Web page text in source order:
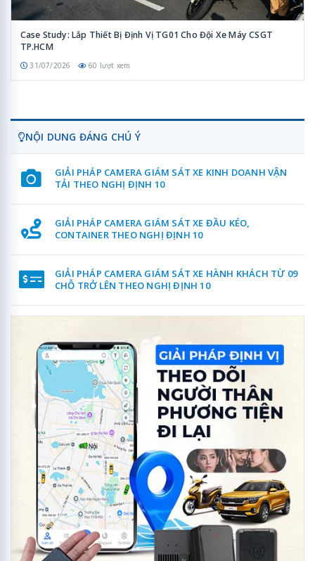
Case Study: Lắp Thiết Bị Định Vị TG01 Cho Đội Xe Máy CSGT
TP.HCM
31/07/2026 60 lượt xem
NỘI DUNG ĐÁNG CHÚ Ý
GIẢI PHÁP CAMERA GIÁM SÁT XE KINH DOANH VẬN
TẢI THEO NGHỊ ĐỊNH 10
GIẢI PHÁP CAMERA GIÁM SÁT XE ĐẦU KÉO,
CONTAINER THEO NGHỊ ĐỊNH 10
GIẢI PHÁP CAMERA GIÁM SÁT XE HÀNH KHÁCH TỪ 09
CHỖ TRỞ LÊN THEO NGHỊ ĐỊNH 10